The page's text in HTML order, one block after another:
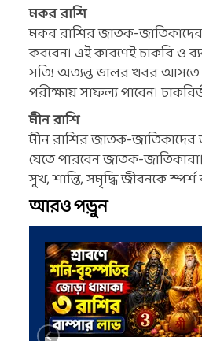
মকর রাশি
মকর রাশির জাতক-
করবেন। এই কারণেই চাকরি ও
সত্যি অত্যন্ত ভালর খবর আসতে
পরীক্ষায় সাফল্য পাবেন।
মীন রাশি
মীন রাশির জাতক-জাতিকাদের
যেতে পারবেন জাতক-
সুখ, শান্তি, সমৃদ্ধি জীবনকে
আরও পড়ুন